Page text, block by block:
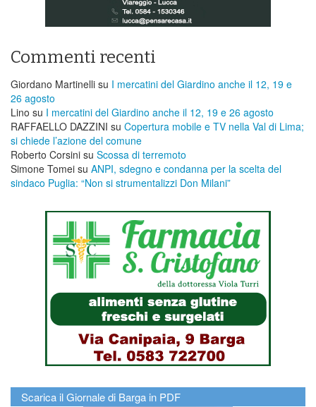
Commenti recenti
Giordano Martinelli su I mercatini del Giardino anche il 12, 19 e
26 agosto
Lino su I mercatini del Giardino anche il 12, 19 e 26 agosto
RAFFAELLO DAZZINI su ​Copertura mobile e TV nella Val di Lima;
si chiede l’azione del comune
Roberto Corsini su Scossa di terremoto
Simone Tomei su ANPI, sdegno e condanna per la scelta del
sindaco Puglia: “Non si strumentalizzi Don Milani”
Scarica il Giornale di Barga in PDF